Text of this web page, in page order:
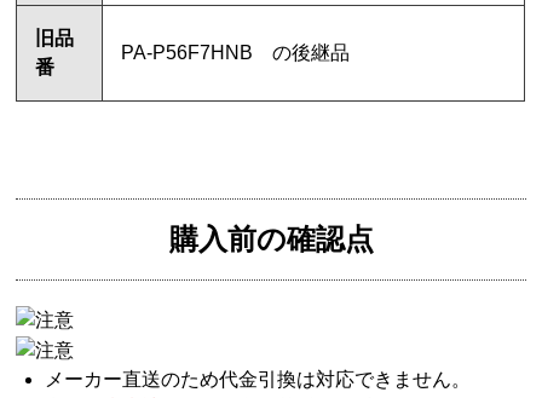
旧品
番
PA-P56F7HNB の後継品
購入前の確認点
メーカー直送のため代金引換は対応できません。